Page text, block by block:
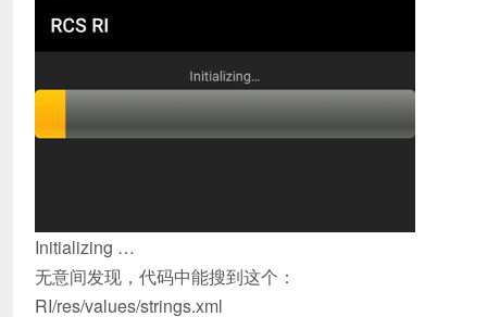
Initializing …
无意间发现，代码中能搜到这个：
RI/res/values/strings.xml